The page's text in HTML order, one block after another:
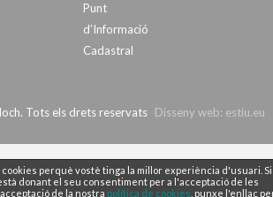
Punt
d’Informació
Cadastral
Disseny web: estiu.eu
Tots els drets reservats
perquè vostè tinga la millor experiència d'usuari. Si
donant el seu consentiment per a l'acceptació de les
de la nostra política de cookies , punxe l'enllaç